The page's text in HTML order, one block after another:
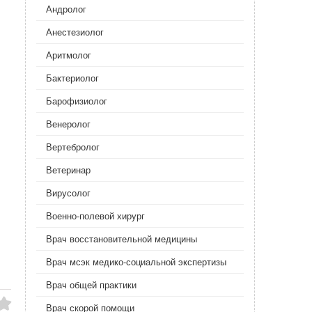
Андролог
Анестезиолог
Аритмолог
Бактериолог
Барофизиолог
Венеролог
Вертебролог
Ветеринар
Вирусолог
Военно-полевой хирург
Врач восстановительной медицины
Врач мсэк медико-социальной экспертизы
Врач общей практики
Врач скорой помощи